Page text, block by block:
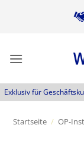
Exklusiv für
Startseite / OP-